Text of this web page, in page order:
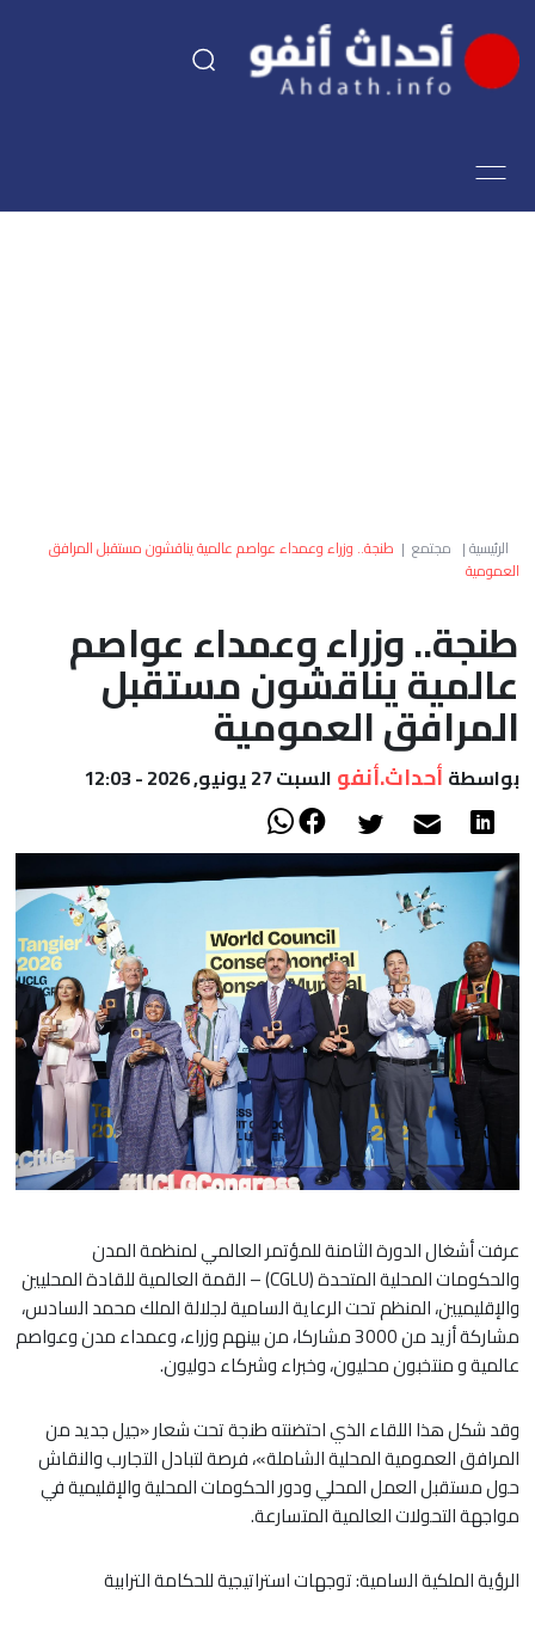
اقتصاد
العالم
الصحراء
الرئيسية| مجتمع | طنجة.. وزراء وعمداء عواصم عالمية يناقشون مستقبل المرافق
العمومية
طنجة.. وزراء وعمداء عواصم
عالمية يناقشون مستقبل
المرافق العمومية
بواسطة أحداث.أنفو السبت 27 يونيو, 2026 - 12:03
عرفت أشغال الدورة الثامنة للمؤتمر العالمي لمنظمة المدن
والحكومات المحلية المتحدة (CGLU) – القمة العالمية للقادة المحليين
والإقليميين، المنظم تحت الرعاية السامية لجلالة الملك محمد السادس،
مشاركة أزيد من 3000 مشاركا، من بينهم وزراء، وعمداء مدن وعواصم
عالمية و منتخبون محليون، وخبراء وشركاء دوليون.
وقد شكل هذا اللقاء الذي احتضنته طنجة تحت شعار «جيل جديد من
المرافق العمومية المحلية الشاملة»، فرصة لتبادل التجارب والنقاش
حول مستقبل العمل المحلي ودور الحكومات المحلية والإقليمية في
مواجهة التحولات العالمية المتسارعة.
الرؤية الملكية السامية: توجهات استراتيجية للحكامة الترابية